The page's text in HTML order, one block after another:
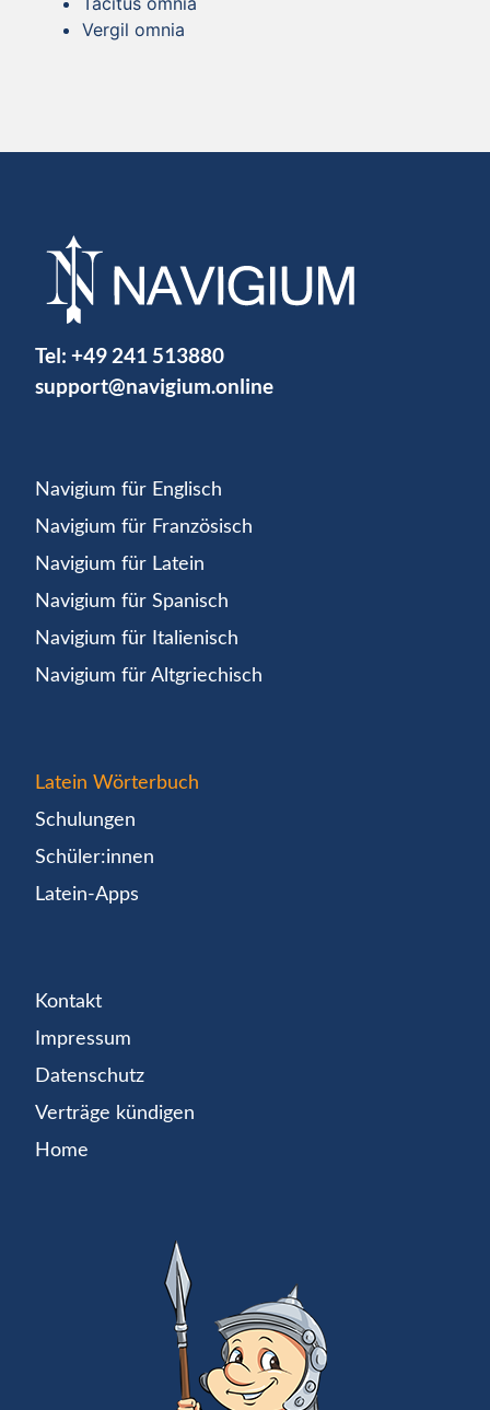
Vergil omnia
Tel: +49 241 513880
support@navigium.online
Navigium für Englisch
Navigium für Französisch
Navigium für Latein
Navigium für Spanisch
Navigium für Italienisch
Navigium für Altgriechisch
Latein Wörterbuch
Schulungen
Schüler:innen
Latein-Apps
Kontakt
Impressum
Datenschutz
Verträge kündigen
Home